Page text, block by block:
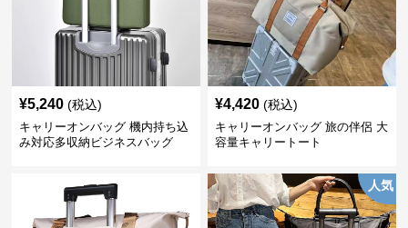
¥5,240 (税込)
キャリーオンバッグ 機内持ち込
み対応多収納ビジネスバッグ
¥4,420 (税込)
キャリーオンバッグ 旅の伴侶 大
容量キャリートート
人気